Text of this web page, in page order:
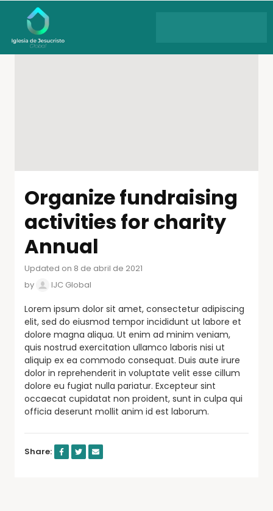
Organize fundraising
activities for charity
Annual
Updated on 8 de abril de 2021
by
IJC Global
Lorem ipsum dolor sit amet, consectetur adipiscing
elit, sed do eiusmod tempor incididunt ut labore et
dolore magna aliqua. Ut enim ad minim veniam,
quis nostrud exercitation ullamco laboris nisi ut
aliquip ex ea commodo consequat. Duis aute irure
dolor in reprehenderit in voluptate velit esse cillum
dolore eu fugiat nulla pariatur. Excepteur sint
occaecat cupidatat non proident, sunt in culpa qui
officia deserunt mollit anim id est laborum.
Share: